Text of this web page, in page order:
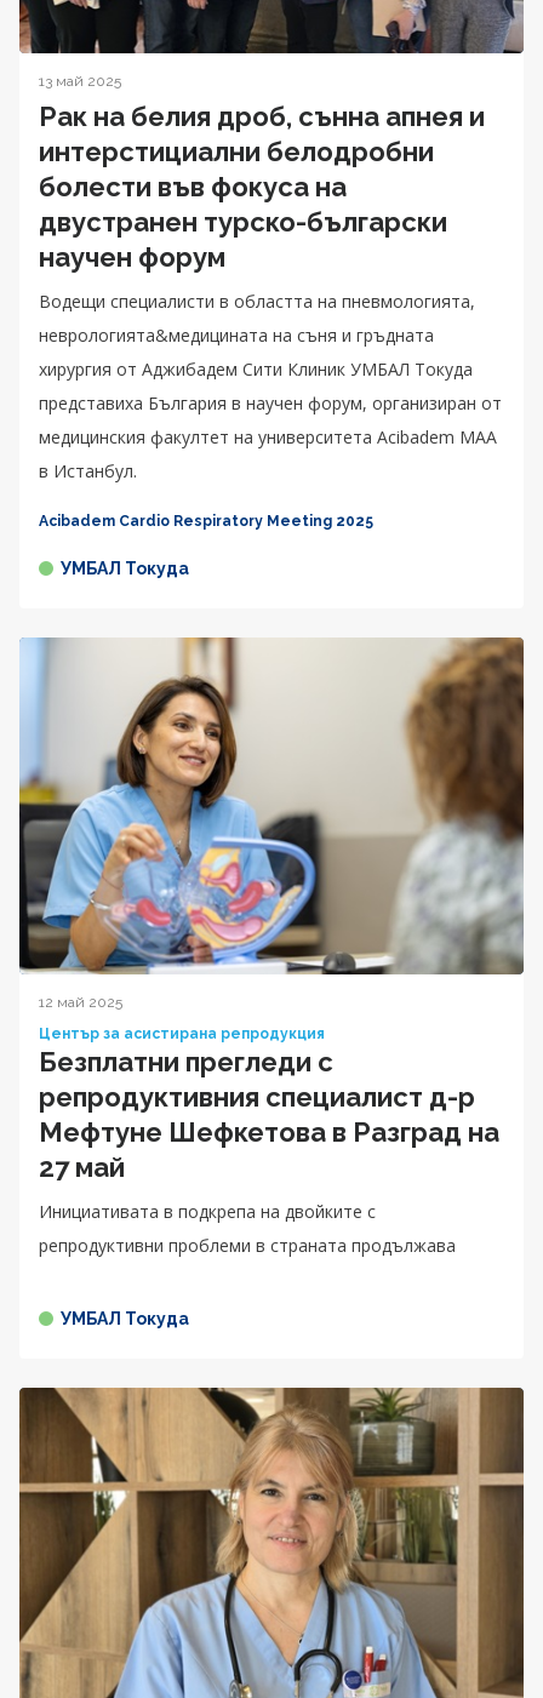
13 май 2025
Рак на белия дроб, сънна апнея и
интерстициални белодробни
болести във фокуса на
двустранен турско-български
научен форум
Водещи специалисти в областта на пневмологията,
неврологията&медицината на съня и гръдната
хирургия от Аджибадем Сити Клиник УМБАЛ Токуда
представиха България в научен форум, организиран от
медицинския факултет на университета Acibadem MAA
в Истанбул.
Acibadem Cardio Respiratory Meeting 2025
УМБАЛ Токуда
12 май 2025
Център за асистирана репродукция
Безплатни прегледи с
репродуктивния специалист д-р
Мефтуне Шефкетова в Разград на
27 май
Инициативата в подкрепа на двойките с
репродуктивни проблеми в страната продължава
УМБАЛ Токуда